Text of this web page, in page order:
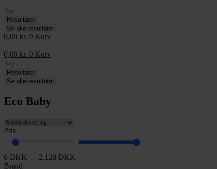
Search
...Resultater
Se alle resultater
0,00 kr. 0 Kurv
0,00 kr. 0 Kurv
Search
...Resultater
Se alle resultater
Eco Baby
Pris
6 DKK — 2.128 DKK
Brand